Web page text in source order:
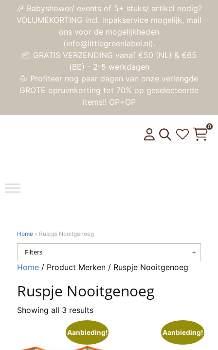
🎉 Babyshower/ events of 5+ stuks/ artikel nodig?
VOLUMEKORTING incl. inpakservice mogelijk, mail
ons voor de mogelijkheden
(info@littlegreenlabel.nl).
📦 GRATIS VERZENDING vanaf €50 (NL) & €65
(BE) - 2-5 werkdagen
🥳 Profiteer nog paar dagen van onze verlengde
GROTE opruimkorting tot 70% op geselecteerde
items!! OP=OP
Toggle
0
Home » Ruspje Nooitgenoeg
Home / Product Merken / Ruspje Nooitgenoeg
Ruspje Nooitgenoeg
Showing all 3 results
Aanbieding! Aanbieding!
Filters